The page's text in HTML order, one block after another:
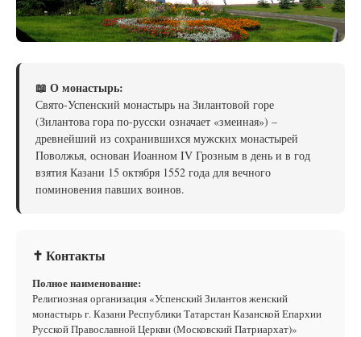
📖 О монастырь:
Свято-Успенский монастырь на Зилантовой горе
(Зилантова гора по-русски означает «змеиная») –
древнейший из сохранившихся мужских монастырей
Поволжья, основан Иоанном IV Грозным в день и в год
взятия Казани 15 октября 1552 года для вечного
поминовения павших воинов.
✝ Контакты
Полное наименование:
Религиозная организация «Успенский Зилантов женский
монастырь г. Казани Республики Татарстан Казанской Епархии
Русской Православной Церкви (Московский Патриархат)»